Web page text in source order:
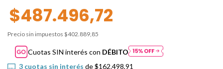
$487.496,72
Precio sin impuestos $402.889,85
Cuotas SIN interés con DÉBITO
3cuotas sin interés de$162.498,91